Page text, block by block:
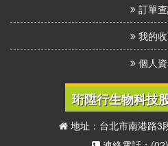
訂單
我的
個人
珩陞行生物科技
地址：台北市南港路3